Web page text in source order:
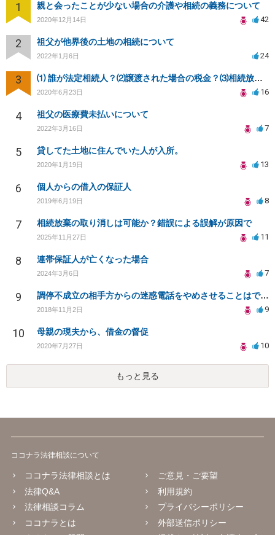
1 親と会ったことが少ない場合の介護や相続の義務について
2020年12月14日 42
2 祖父が他界後の土地の相続について
2022年1月6日 24
3 ⑴ 誰が法定相続人？⑵譲渡された場合の税金？⑶相続放棄後同じ不動産を相続できない？⑷借金返済義務は？
2020年6月23日 16
4 祖父の医療費未払いについて
2022年3月16日 7
5 貸してた土地に住んでいた人が入所。
2020年1月19日 13
6 個人からの借入の保証人
2019年6月19日 8
7 相続放棄の取り消しは可能か？錯誤による誤解が原因で
2025年11月27日 11
8 連帯保証人が亡くなった場合
2024年3月6日 7
9 調停不成立の相手方からの迷惑電話をやめさせることはできますか？
2018年11月2日 9
10 母親の現夫から、借金の督促
2020年7月27日 10
もっと見る
ココナラ法律相談について
ココナラ法律相談とは
法律Q&A
法律相談コラム
ココナラとは
ご意見・ご要望
利用規約
プライバシーポリシー
外部送信ポリシー